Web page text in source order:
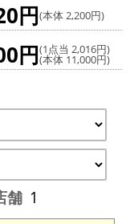
円(本体 2,200円)
円(1点当 2,016円)
(本体 11,000円)
舗 1